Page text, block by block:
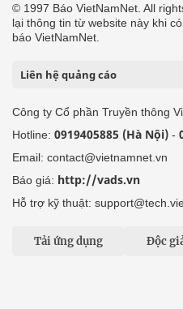
© 1997 Báo VietNamNet. All
lại thông tin từ website này khi
báo VietNamNet.
Liên hệ quảng cáo
Công ty Cổ phần Truyền thông
Hotline: 0919405885 (Hà Nội) -
Email: contact@vietnamnet.vn
Báo giá: http://vads.vn
Hỗ trợ kỹ thuật:
Tải ứng dụng Độc